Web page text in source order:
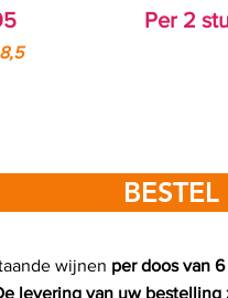
8,5
Per 2
wijnen per doos van
levering van uw